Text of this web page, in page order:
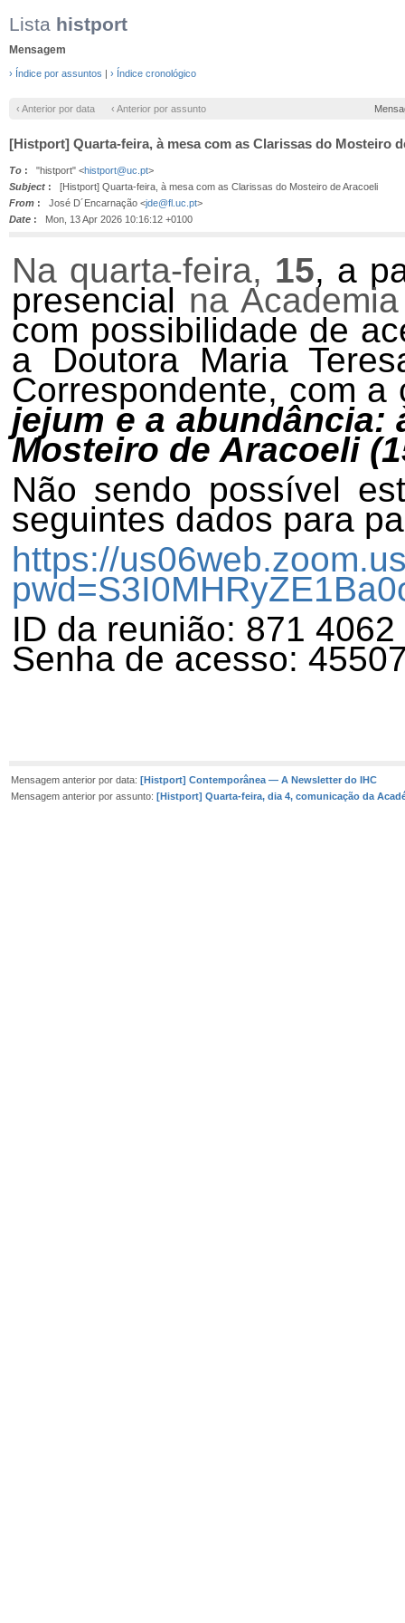
Lista histport
Mensagem
› Índice por assuntos | › Índice cronológico
‹ Anterior por data ‹ Anterior por assunto
[Histport] Quarta-feira, à mesa com as Clarissas do Mosteiro
To : "histport" <histport@uc.pt>
Subject : [Histport] Quarta-feira, à mesa com as Clarissas do Mosteiro de Aracoeli
From : José D´Encarnação <jde@fl.uc.pt>
Date : Mon, 13 Apr 2026 10:16:12 +0100
Na quarta-feira, 15, a
presencial na
com possibilidade de
a Doutora Maria
Correspondente, com
jejum e a abundância:
Mosteiro de Aracoeli
Não sendo possível
seguintes dados para
https://
ID da reunião: 871 4062
Senha de acesso:
Mensagem anterior por data: [Histport] Contemporânea — A Newsletter do IHC
Mensagem anterior por assunto: [Histport] Quarta-feira, dia 4, comunicação da